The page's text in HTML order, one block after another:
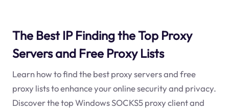
The Best IP Finding the Top Proxy
Servers and Free Proxy Lists
Learn how to find the best proxy servers and free
proxy lists to enhance your online security and privacy.
Discover the top Windows SOCKS5 proxy client and